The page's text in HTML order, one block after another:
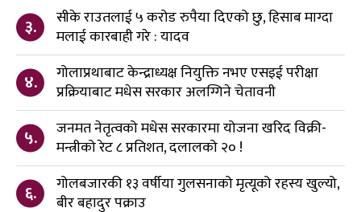
३.
सीके राउतलाई ५ करोड रुपैया दिएको छु, हिसाब माग्दा
मलाई कारबाही गरे : यादव
४.
गोलाप्रथाबाट केन्द्राध्यक्ष नियुक्ति नभए एसइई परीक्षा
प्रक्रियाबाट मधेस सरकार अलग्गिने चेतावनी
५.
जनमत नेतृत्वको मधेस सरकारमा योजना खरिद विक्री-
मन्त्रीको रेट ८ प्रतिशत, दलालको २० !
६.
गोलबजारकी १३ वर्षीया गुलसनाको मृत्यूको रहस्य खुल्यो,
बीर बहादुर पक्राउ